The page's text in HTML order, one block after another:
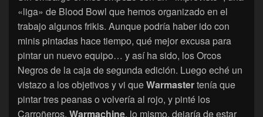
«liga» de Blood Bowl que hemos organizado en el
trabajo algunos frikis. Aunque podría haber ido con
minis pintadas hace tiempo, qué mejor excusa para
pintar un nuevo equipo… y así ha sido, los Orcos
Negros de la caja de segunda edición. Luego eché un
vistazo a los objetivos y vi queWarmastertenía que
pintar tres peanas o volvería al rojo, y pinté los
Carroñeros. Warmachine, lo mismo, dejaría de estar